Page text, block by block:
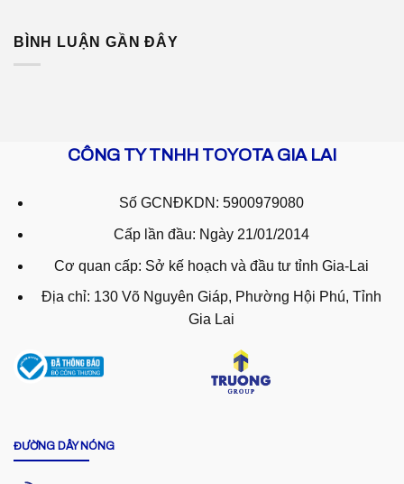
BÌNH LUẬN GẦN ĐÂY
CÔNG TY TNHH TOYOTA GIA LAI
Số GCNĐKDN: 5900979080
Cấp lần đầu: Ngày 21/01/2014
Cơ quan cấp: Sở kế hoạch và đầu tư tỉnh Gia-Lai
Địa chỉ: 130 Võ Nguyên Giáp, Phường Hội Phú, Tỉnh
Gia Lai
ĐƯỜNG DÂY NÓNG